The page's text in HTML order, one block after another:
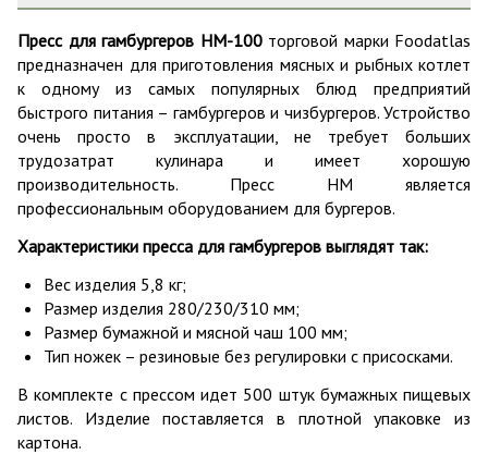
Пресс для гамбургеров HM-100торговой марки Foodatlas
предназначен для приготовления мясных и рыбных котлет
к одному из самых популярных блюд предприятий
быстрого питания – гамбургеров и чизбургеров. Устройство
очень просто в эксплуатации, не требует больших
трудозатрат кулинара и имеет хорошую
производительность. Пресс HM является
профессиональным оборудованием для бургеров.
Характеристики пресса для гамбургеров выглядят так:
Вес изделия 5,8 кг;
Размер изделия 280/230/310 мм;
Размер бумажной и мясной чаш 100 мм;
Тип ножек – резиновые без регулировки с присосками.
В комплекте с прессом идет 500 штук бумажных пищевых
листов. Изделие поставляется в плотной упаковке из
картона.